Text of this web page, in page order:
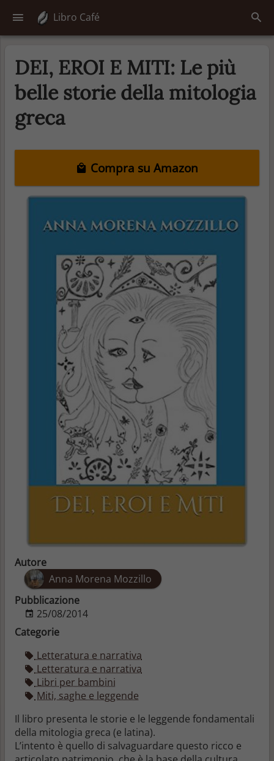
Libro Café
DEI, EROI E MITI: Le più
belle storie della mitologia
greca
Compra su Amazon
Autore
Anna Morena Mozzillo
Pubblicazione
25/08/2014
Categorie
Letteratura e narrativa
Letteratura e narrativa
Libri per bambini
Miti, saghe e leggende
Il libro presenta le storie e le leggende fondamentali
della mitologia greca (e latina).
L’intento è quello di salvaguardare questo ricco e